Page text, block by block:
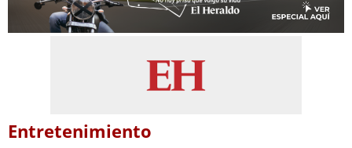
Entretenimiento